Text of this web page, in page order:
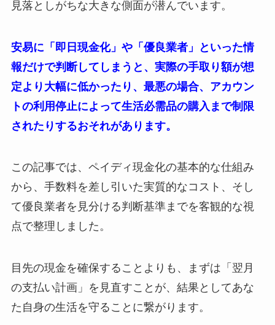
見落としがちな大きな側面が潜んでいます。
安易に「即日現金化」や「優良業者」といった情
報だけで判断してしまうと、実際の手取り額が想
定より大幅に低かったり、最悪の場合、アカウン
トの利用停止によって生活必需品の購入まで制限
されたりするおそれがあります。
この記事では、ペイディ現金化の基本的な仕組み
から、手数料を差し引いた実質的なコスト、そし
て優良業者を見分ける判断基準までを客観的な視
点で整理しました。
目先の現金を確保することよりも、まずは「翌月
の支払い計画」を見直すことが、結果としてあな
た自身の生活を守ることに繋がります。